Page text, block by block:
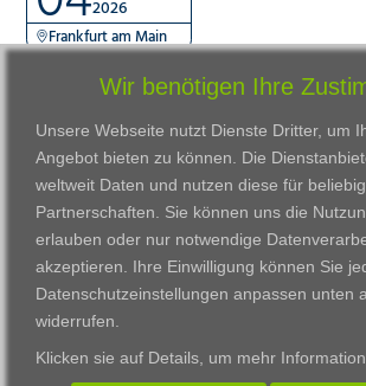
2026
Frankfurt am Main
VWAK
Karriere
Links
Standorte
Darmstadt
Gießen
Wir benötigen Ihre
Unsere Webseite nutzt Dienste Dritter, um
Angebot bieten zu können. Die
weltweit Daten und nutzen diese für
Partnerschaften. Sie können uns die
erlauben oder nur notwendige
akzeptieren. Ihre Einwilligung können Sie
Datenschutzeinstellungen anpassen unten
widerrufen.
Klicken sie auf Details, um mehr